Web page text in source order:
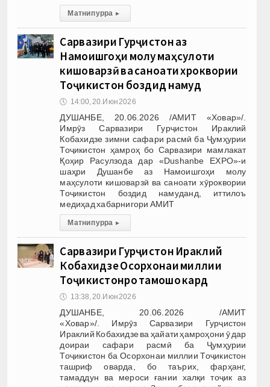
Матни пурра ▸
Сарвазири Гурҷистон аз
Намоишгоҳи молу маҳсулоти
кишоварзӣ ва саноати хӯроквории
Тоҷикистон боздид намуд
🕔 14:00, 20.Июн 2026
ДУШАНБЕ, 20.06.2026 /АМИТ «Ховар»/.
Имрӯз Сарвазири Гурҷистон Ираклий
Кобахидзе зимни сафари расмӣ ба Ҷумҳурии
Тоҷикистон ҳамроҳ бо Сарвазири мамлакат
Қоҳир Расулзода дар «Dushanbe EXPO»-и
шаҳри Душанбе аз Намоишгоҳи молу
маҳсулоти кишоварзӣ ва саноати хӯроквории
Тоҷикистон боздид намуданд, иттилоъ
медиҳад хабарнигори АМИТ
Матни пурра ▸
Сарвазири Гурҷистон Ираклий
Кобахидзе Осорхонаи миллии
Тоҷикистонро тамошо кард
🕔 13:38, 20.Июн 2026
ДУШАНБЕ, 20.06.2026 /АМИТ
«Ховар»/. Имрӯз Сарвазири Гурҷистон
Ираклий Кобахидзе ва ҳайати ҳамроҳони ӯ дар
доираи сафари расмӣ ба Ҷумҳурии
Тоҷикистон ба Осорхонаи миллии Тоҷикистон
ташриф оварда, бо таърих, фарҳанг,
тамаддун ва мероси ғании халқи тоҷик аз